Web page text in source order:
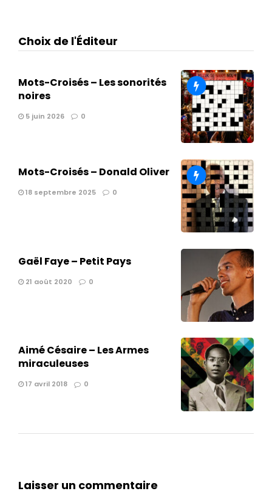
Choix de l'Éditeur
Mots-Croisés – Les sonorités
noires
5 juin 2026 0
Mots-Croisés – Donald Oliver
18 septembre 2025 0
Gaël Faye – Petit Pays
21 août 2020 0
Aimé Césaire – Les Armes
miraculeuses
17 avril 2018 0
Laisser un commentaire